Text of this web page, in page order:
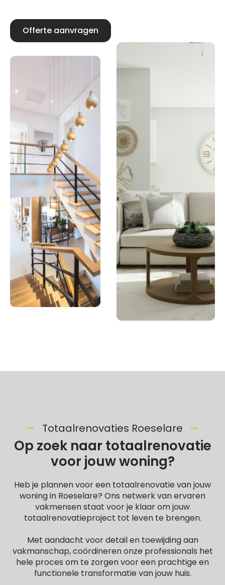
Offerte aanvragen
Totaalrenovaties Roeselare
Op zoek naar totaalrenovatie
voor jouw woning?
Heb je plannen voor een totaalrenovatie van jouw
woning in Roeselare? Ons netwerk van ervaren
vakmensen staat voor je klaar om jouw
totaalrenovatieproject tot leven te brengen.
Met aandacht voor detail en toewijding aan
vakmanschap, coördineren onze professionals het
hele proces om te zorgen voor een prachtige en
functionele transformatie van jouw huis.